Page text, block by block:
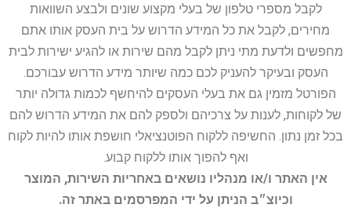
לקבל מספרי טלפון של בעלי מקצוע שונים ולבצע השוואות
מחירים, לקבל את כל המידע הדרוש על בית העסק אותו אתם
מחפשים ולדעת מתי ניתן לקבל מהם שירות או להגיע ישירות לבית
העסק ובעיקר להעניק לכם כמה שיותר מידע הדרוש עבורכם.
הפורטל מזמין גם את בעלי העסקים להיחשף לכמות גדולה יותר
של לקוחות, לענות על צרכיהם ולספק להם את המידע הדרוש להם
בכל זמן נתון. החשיפה ללקוח הפוטנציאלי חושפת אותו להיות לקוח
ואף להפוך אותו ללקוח קבוע.
אין האתר ו/או מנהליו נושאים באחריות השירות, המוצר
וכיוצ״ב הניתן על ידי המפרסמים באתר זה.